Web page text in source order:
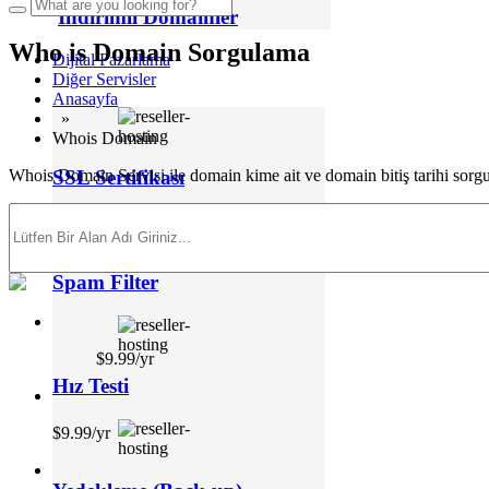
İndirimli Domainler
Dijital Pazarlama
Diğer Servisler
SSL Sertifikası
Spam Filter
Hız Testi
Who is Domain Sorgulama
Anasayfa
»
Whois Domain
Whois Domain Servisi ile domain kime ait ve domain bitiş tarihi
$9.99/yr
$9.99/yr